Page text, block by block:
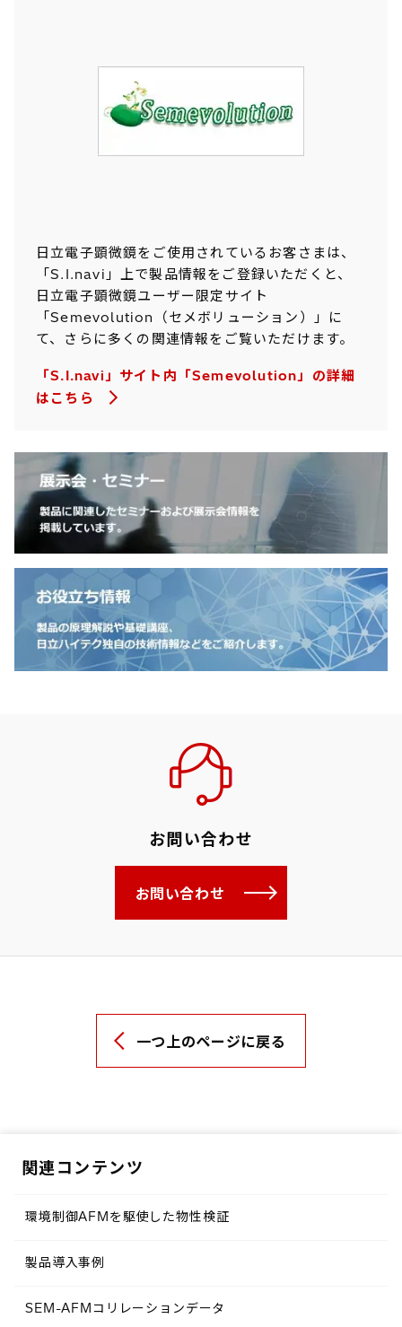
日立電子顕微鏡をご使用されているお客さまは、
「S.I.navi」上で製品情報をご登録いただくと、
日立電子顕微鏡ユーザー限定サイト
「Semevolution（セメボリューション）」に
て、さらに多くの関連情報をご覧いただけます。
「S.I.navi」サイト内「Semevolution」の詳細
はこちら
お問い合わせ
お問い合わせ
一つ上のページに戻る
関連コンテンツ
環境制御AFMを駆使した物性検証
製品導入事例
SEM-AFMコリレーションデータ